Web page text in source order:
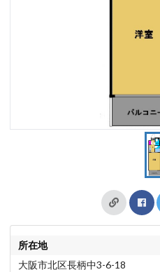
所在地
大阪市北区長柄中3-6-18